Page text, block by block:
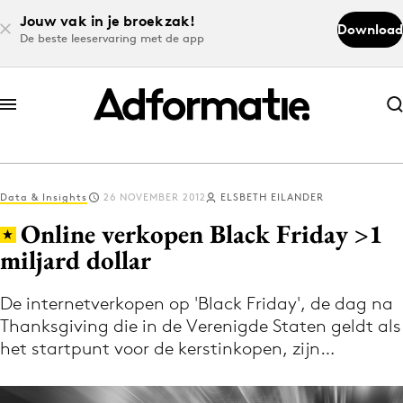
Jouw vak in je broekzak!
De beste leeservaring met de app
Download
Abonneer nu
Abonneer nu
Log in
Volg het laatste nieuws via de Adformatie
Nieuws app
Data & Insights 26 NOVEMBER 2012 ELSBETH EILANDER
Online verkopen Black Friday >1
miljard dollar
De internetverkopen op 'Black Friday', de dag na
Thanksgiving die in de Verenigde Staten geldt als
het startpunt voor de kerstinkopen, zijn…